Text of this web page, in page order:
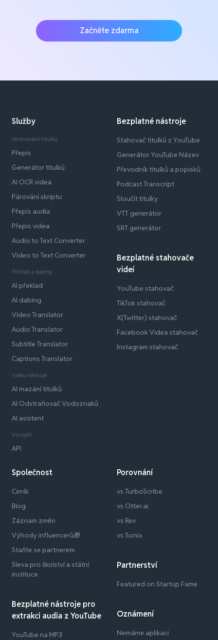
Začněte zdarma
Služby
Generování titulků
Přepis
Generátor titulků
AI OCR videa
Párování skriptu
Přepis audia
Přepis videa
Audio to Text Converter
Video to Text Converter
Překlad a dabing
AI překlad
AI dabing
Video Translator
Audio Translator
Subtitle Translator
Captions Translator
Video nástroje
AI mazání titulků
AI Odstraňovač Vodoznaků
AI asistent
Vývojáři
API
Bezplatné nástroje
Stahovač titulků z YouTube
Generátor YouTube Název
Převodník titulků a popisků
Podcast Transcript
Sloučit titulky
VTT generátor
SRT generátor
Bezplatné stahovače
videí
YouTube stahovač
TikTok stahovač
X(Twitter) stahovač
Facebook Videa stahovač
Instagram stahovač
Společnost
Ceník
Blog
Záznam změn
Výhody influencerů🎁
Staňte se partnerem
Sleva pro školství a státní
instituce
Bezplatné nástroje pro
extrakci audia z YouTube
YouTube na MP3
Porovnání
vs TurboScribe
vs Otter.ai
vs Rev
vs Sonix
Partnerství
Featured on Startup Fame
Oznámení
Nemáme aplikaci